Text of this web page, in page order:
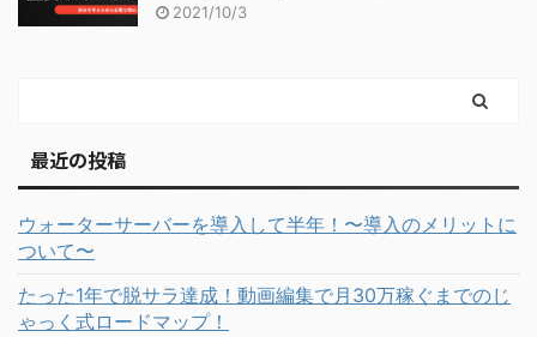
2021/10/3
最近の投稿
ウォーターサーバーを導入して半年！〜導入のメリットに
ついて〜
たった1年で脱サラ達成！動画編集で月30万稼ぐまでのじ
ゃっく式ロードマップ！